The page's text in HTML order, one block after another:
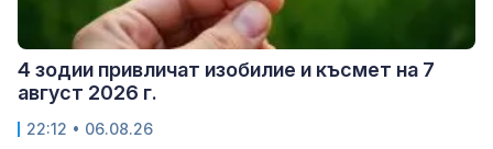
4 зодии привличат изобилие и късмет на 7
август 2026 г.
22:12 • 06.08.26